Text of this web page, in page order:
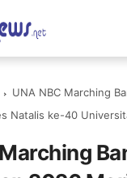
UNA NBC Marching
Natalis ke-40